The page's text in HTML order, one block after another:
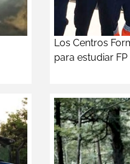
Los Centros
para estudiar